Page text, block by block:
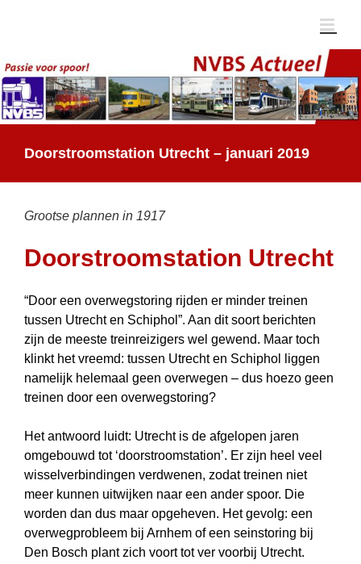
Doorstroomstation Utrecht – januari 2019
Grootse plannen in 1917
Doorstroomstation Utrecht
“Door een overwegstoring rijden er minder treinen
tussen Utrecht en Schiphol”. Aan dit soort berichten
zijn de meeste treinreizigers wel gewend. Maar toch
klinkt het vreemd: tussen Utrecht en Schiphol liggen
namelijk helemaal geen over­wegen – dus hoezo geen
treinen door een overwegstoring?
Het antwoord luidt: Utrecht is de afgelopen jaren
omgebouwd tot ‘doorstroom­station’. Er zijn heel veel
wisselverbindingen verdwenen, zodat treinen niet
meer kunnen uitwijken naar een ander spoor. Die
worden dan dus maar opgeheven. Het gevolg: een
overwegprobleem bij Arnhem of een seinstoring bij
Den Bosch plant zich voort tot ver voorbij Utrecht.